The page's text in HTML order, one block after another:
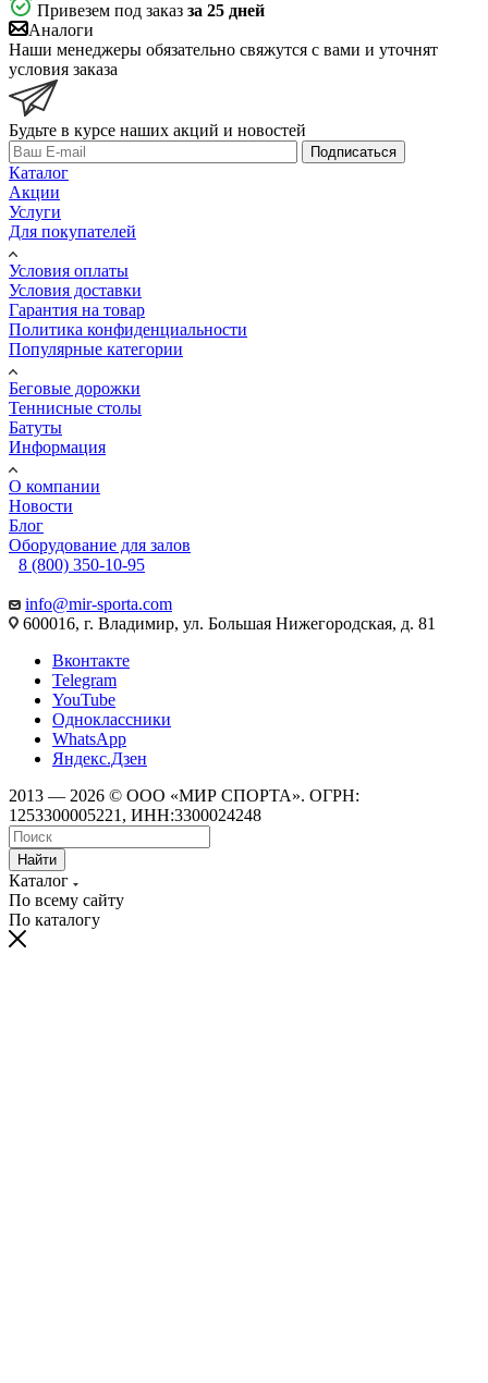
Привезем под заказ за 25 дней
Аналоги
Наши менеджеры обязательно свяжутся с вами и уточнят
условия заказа
Будьте в курсе наших акций и новостей
Подписаться
Каталог
Акции
Услуги
Для покупателей
Условия оплаты
Условия доставки
Гарантия на товар
Политика конфиденциальности
Популярные категории
Беговые дорожки
Теннисные столы
Батуты
Информация
О компании
Новости
Блог
Оборудование для залов
8 (800) 350-10-95
info@mir-sporta.com
600016, г. Владимир, ул. Большая Нижегородская, д. 81
Вконтакте
Telegram
YouTube
Одноклассники
WhatsApp
Яндекс.Дзен
2013 — 2026 © ООО «МИР СПОРТА». ОГРН:
1253300005221, ИНН:3300024248
Найти
Каталог
По всему сайту
По каталогу